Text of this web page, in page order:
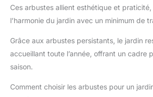
Ces arbustes allient esthétique et
l’harmonie du jardin avec un minimum de
Grâce aux arbustes persistants, le jardin
accueillant toute l’année, offrant un cadre
saison.
Comment choisir les arbustes pour un